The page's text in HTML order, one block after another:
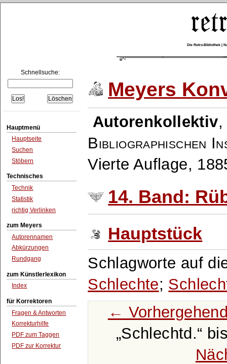
Die Retro-Bibliothek |
Schnellsuche:
Hauptmenü
Hauptseite
Suchen
Stöbern
Technisches
Technik
Statistik
richtig Verlinken
zum Meyers
Autorennamen
Abkürzungen
Rundgang
zum Künstlerlexikon
Index
für Korrektoren
Fragen & Antworten
Korrekturhilfe
PDF zum Taggen
PDF zur Korrektur
Meyers
Autorenkollektiv
Bibliographischen
Vierte Auflage,
14. Band:
Hauptstück
Schlagworte auf
Schlechte;
←
Schlechtd.